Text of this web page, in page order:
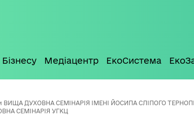
Бізнесу Медіацентр ЕкоСистема
ВИЩА ДУХОВНА СЕМІНАРІЯ ІМЕНІ ЙОСИПА СЛІПОГО
СЕМІНАРІЯ УГКЦ